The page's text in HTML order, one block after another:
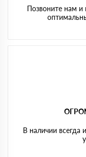
Позвоните нам
В наличии всегда